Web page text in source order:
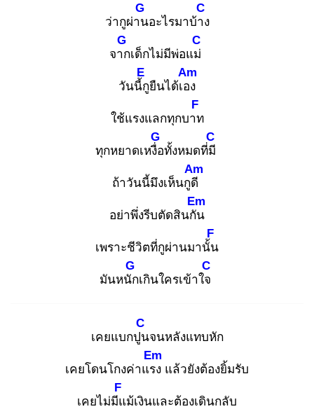
ว่ากูผ่าน
G
อะไรมาบ้าง
C
จาก
G
เด็กไม่มีพ่อแม่
C
วันนี้กู
E
ยืนได้เอง
Am
ใช้แรงแลกทุกบาท
F
ทุกหยาดเหงื่อ
G
ทั้งหมดที่มี
C
ถ้าวันนี้มึงเห็นกูดี
Am
อย่าพึ่งรีบตัดสินกัน
Em
เพราะชีวิตที่กูผ่านมานั้น
F
มันหนัก
G
เกินใครเข้าใจ
C
เคยแบกปูน
C
จนหลังแทบหัก
เคยโดนโกงค่าแรง
Em
แล้วยังต้องยิ้มรับ
เคยไม่มีแ
F
ม้เงินและต้องเดินกลับ